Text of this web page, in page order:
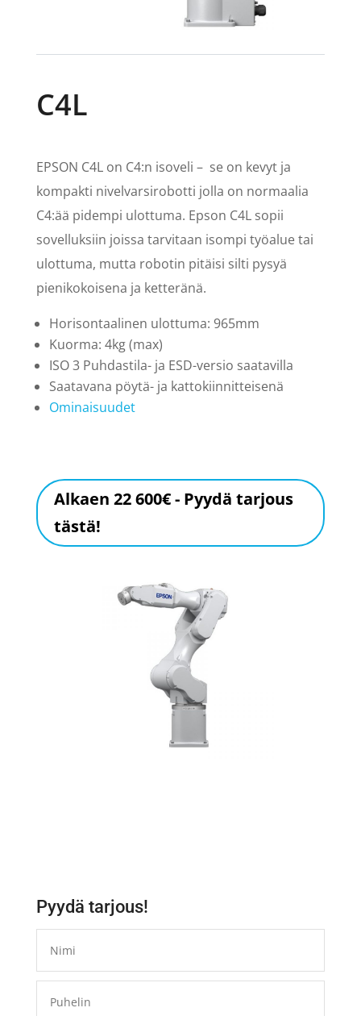
C4L
EPSON C4L on C4:n isoveli – se on kevyt ja
kompakti nivelvarsirobotti jolla on normaalia
C4:ää pidempi ulottuma. Epson C4L sopii
sovelluksiin joissa tarvitaan isompi työalue tai
ulottuma, mutta robotin pitäisi silti pysyä
pienikokoisena ja ketteränä.
Horisontaalinen ulottuma: 965mm
Kuorma: 4kg (max)
ISO 3 Puhdastila- ja ESD-versio saatavilla
Saatavana pöytä- ja kattokiinnitteisenä
Ominaisuudet
Alkaen 22 600€ - Pyydä tarjous
tästä!
Pyydä tarjous!